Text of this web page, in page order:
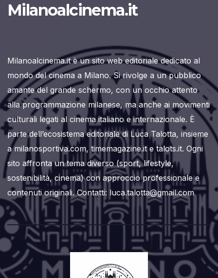
Milanoalcinema.it
Milanoalcinema.it è un sito web editoriale dedicato al
mondo del cinema a Milano. Si rivolge a un pubblico
amante del grande schermo, con un occhio attento
alla programmazione milanese, ma anche ai movimenti
culturali legati al cinema italiano e internazionale. È
parte dell’ecosistema editoriale di Luca Talotta, insieme
a milanosportiva.com, timemagazine.it e talots.it. Ogni
sito affronta un tema diverso (sport, lifestyle,
sostenibilità, cinema) con approccio professionale e
contenuti originali. Contatti: luca.talotta@gmail.com